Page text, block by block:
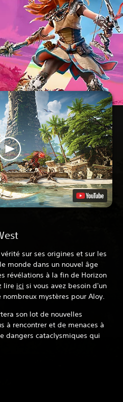
sur ses origines et sur les
monde dans un nouvel âge
révélations à la fin de Horizon
lire ici si vous avez besoin d'un
mystères pour Aloy.
son lot de nouvelles
à rencontrer et de menaces à
dangers cataclysmiques qui